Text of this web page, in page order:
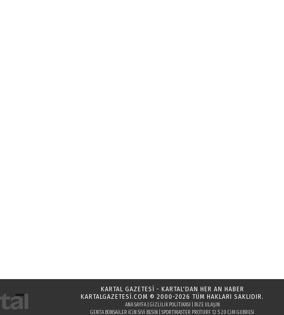
KARTAL GAZETESİ - KARTAL'DAN HER AN HABER
KARTALGAZETESI.COM © 2000-2026 TÜM HAKLARI SAKLIDIR.
ANA SAYFA| GIZLILIK POLITIKASI
BIZE ULAŞIN
GENTA BONSAILER ICIN SIVI BESIN
SPORTMASTER PROTURF 12 5 20 CIM GUBRESI